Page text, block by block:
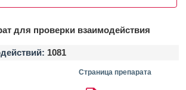
для проверки взаимодействия
1081
Страница препарата